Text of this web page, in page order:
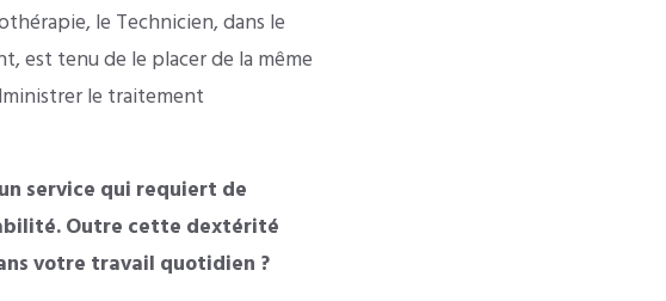
le Technicien, dans le
est tenu de le placer de la même
le traitement
service qui requiert de
Outre cette dextérité
votre travail quotidien ?